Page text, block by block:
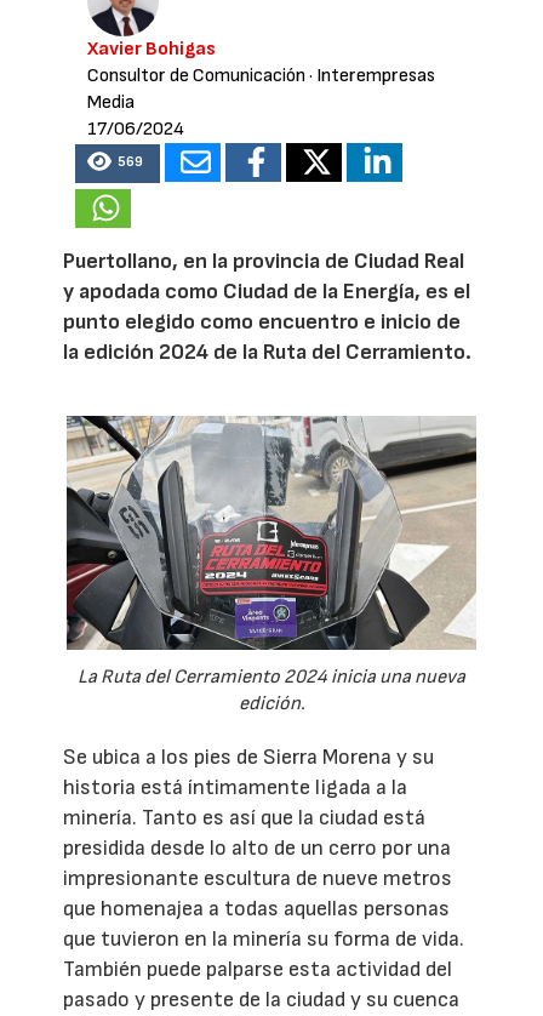
Xavier Bohigas
Consultor de Comunicación · Interempresas
Media
17/06/2024
569
Puertollano, en la provincia de Ciudad Real
y apodada como Ciudad de la Energía, es el
punto elegido como encuentro e inicio de
la edición 2024 de la Ruta del Cerramiento.
La Ruta del Cerramiento 2024 inicia una nueva
edición.
Se ubica a los pies de Sierra Morena y su
historia está íntimamente ligada a la
minería. Tanto es así que la ciudad está
presidida desde lo alto de un cerro por una
impresionante escultura de nueve metros
que homenajea a todas aquellas personas
que tuvieron en la minería su forma de vida.
También puede palparse esta actividad del
pasado y presente de la ciudad y su cuenca